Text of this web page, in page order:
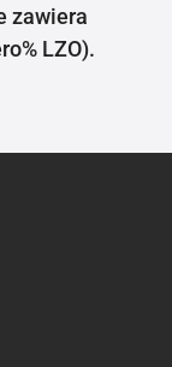
zawiera
LZO).